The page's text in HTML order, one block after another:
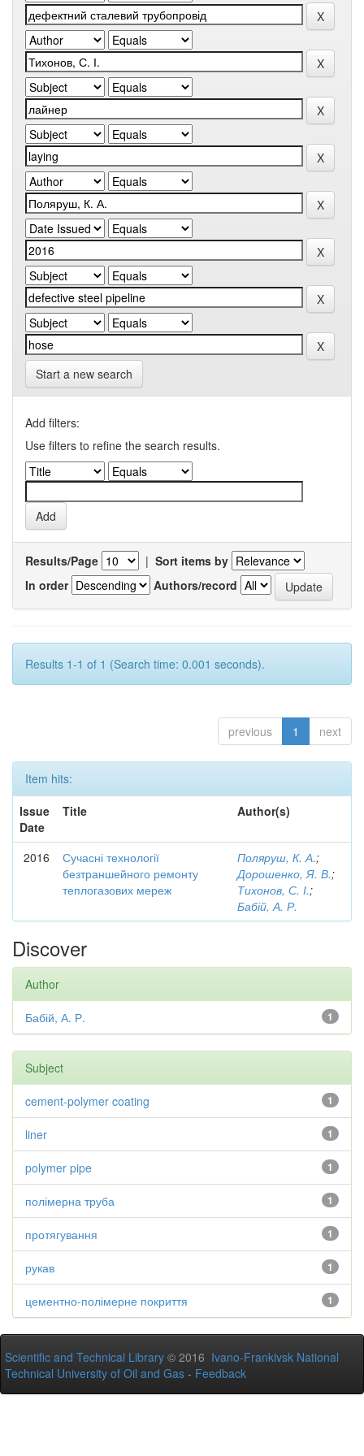
Start a new search
Add filters:
Use filters to refine the search results.
Results/Page | Sort items by
In order
Authors/record
Results 1-1 of 1 (Search time: 0.001 seconds).
previous 1 next
Item hits:
Issue
Date
Title Author(s)
2016
Сучасні технології
безтраншейного ремонту
теплогазових мереж
Поляруш, К. А.;
Дорошенко, Я. В.;
Тихонов, С. І.;
Бабій, А. Р.
Discover
Author
1
Бабій, А. Р.
Subject
1
cement-polymer coating
1
liner
1
polymer pipe
1
полімерна труба
1
протягування
1
рукав
1
цементно-полімерне покриття
Scientific and Technical Library © 2016 Ivano-Frankivsk National
Technical University of Oil and Gas - Feedback